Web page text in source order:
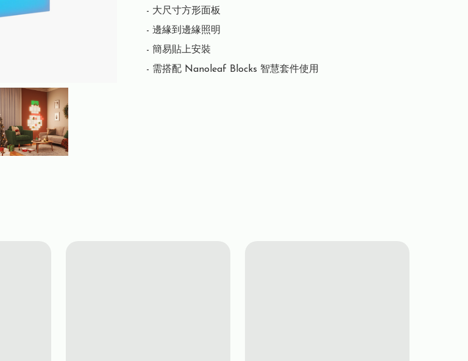
- 大尺寸方形面板
- 邊緣到邊緣照明
- 簡易貼上安裝
- 需搭配 Nanoleaf Blocks 智慧套件使用